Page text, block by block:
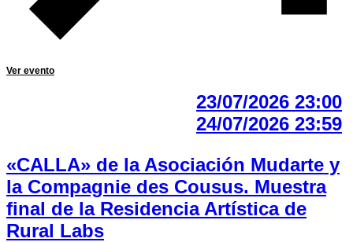
Ver evento
23/07/2026 23:00
24/07/2026 23:59
«CALLA» de la Asociación Mudarte y
la Compagnie des Cousus. Muestra
final de la Residencia Artística de
Rural Labs